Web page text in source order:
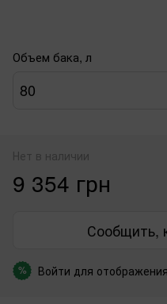
Объем бака, л
80
Нет в наличии
9 354 грн
Сообщить,
% Войти для